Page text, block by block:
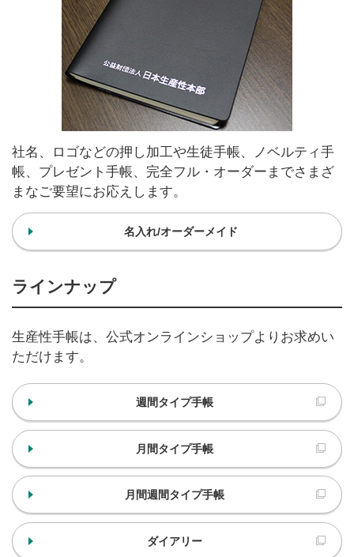
社名、ロゴなどの押し加工や生徒手帳、ノベルティ手
帳、プレゼント手帳、完全フル・オーダーまでさまざ
まなご要望にお応えします。
名入れ/オーダーメイド
ラインナップ
生産性手帳は、公式オンラインショップよりお求めい
ただけます。
週間タイプ手帳
月間タイプ手帳
月間週間タイプ手帳
ダイアリー